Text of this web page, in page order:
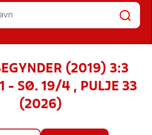
HOLD
(2019) 3:3
- SØ. 19/4 , PULJE 33
(2026)